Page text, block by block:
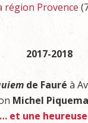
région Provence
2017-2018
de Fauré à
Michel
… et une